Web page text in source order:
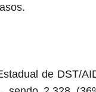
de DST/